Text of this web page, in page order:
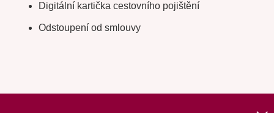
Digitální kartička cestovního pojištění
Odstoupení od smlouvy